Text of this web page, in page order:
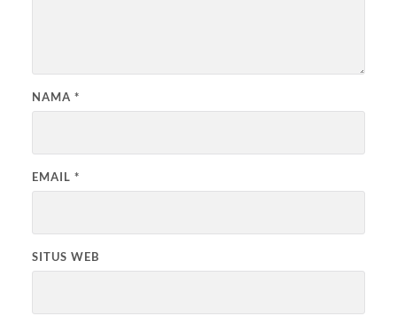
NAMA *
EMAIL *
SITUS WEB